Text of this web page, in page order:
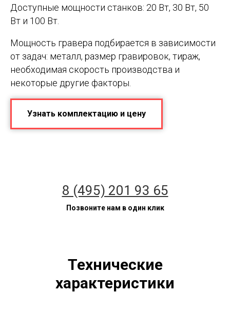
Доступные мощности станков: 20 Вт, 30 Вт, 50
Вт и 100 Вт.
Мощность гравера подбирается в зависимости
от задач: металл, размер гравировок, тираж,
необходимая скорость производства и
некоторые другие факторы.
Узнать комплектацию и цену
8 (495) 201 93 65
Позвоните нам в один клик
Технические
характеристики